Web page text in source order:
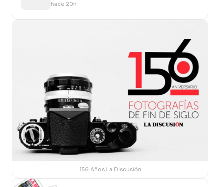
hace 20h
156 Años La Discusión